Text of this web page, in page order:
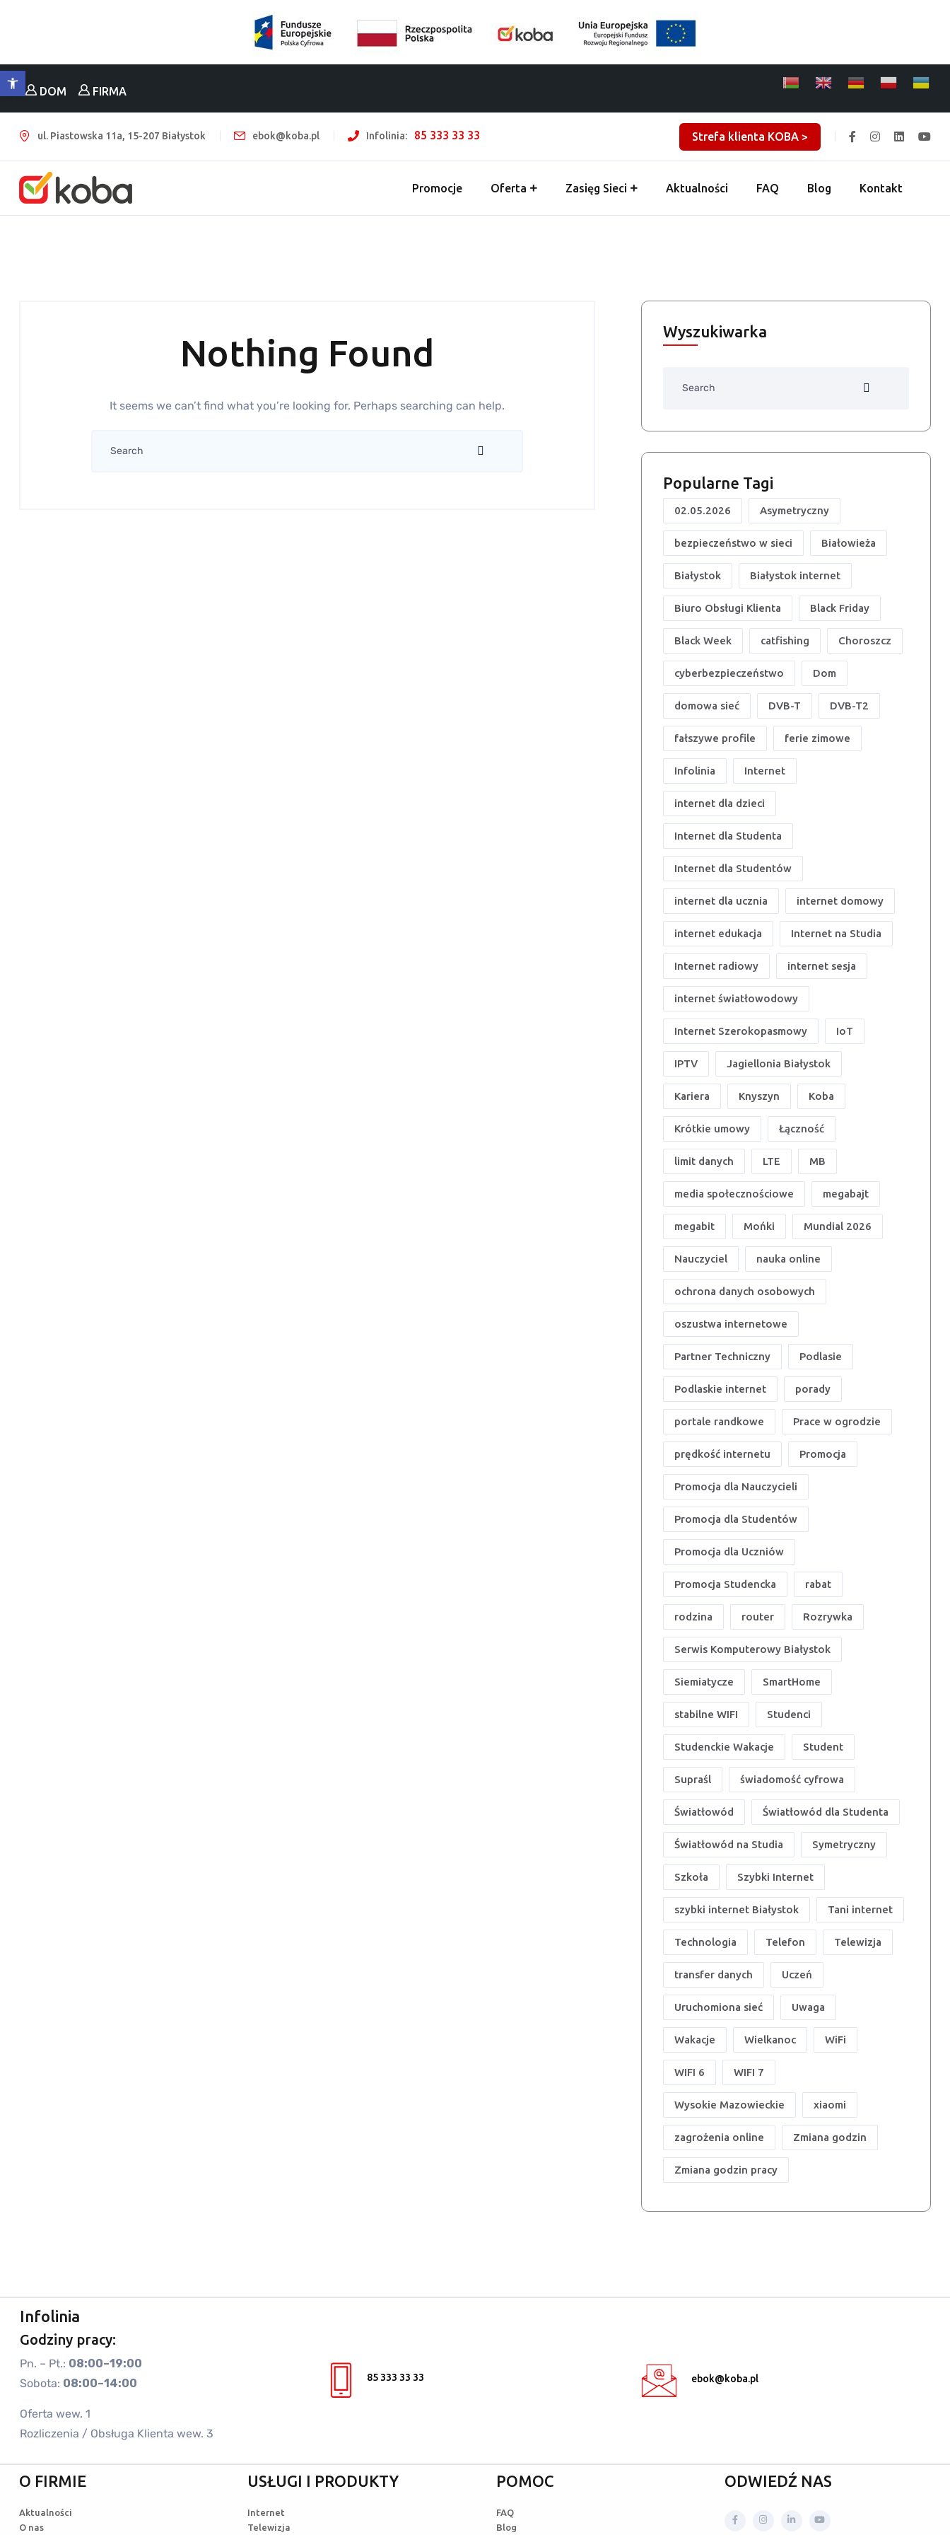
DOM FIRMA
ul. Piastowska 11a, 15-207 Białystok ebok@koba.pl Infolinia: 85 333 33 33 Strefa klienta KOBA >
Promocje Oferta Zasięg Sieci Aktualności FAQ Blog Kontakt
Nothing Found
It seems we can’t find what you’re looking for. Perhaps searching can help.
Wyszukiwarka
Popularne Tagi
02.05.2026 Asymetryczny
bezpieczeństwo w sieci Białowieża
Białystok Białystok internet
Biuro Obsługi Klienta Black Friday
Black Week catfishing Choroszcz
cyberbezpieczeństwo Dom
domowa sieć DVB-T DVB-T2
fałszywe profile ferie zimowe
Infolinia Internet
internet dla dzieci
Internet dla Studenta
Internet dla Studentów
internet dla ucznia internet domowy
internet edukacja Internet na Studia
Internet radiowy internet sesja
internet światłowodowy
Internet Szerokopasmowy IoT
IPTV Jagiellonia Białystok
Kariera Knyszyn Koba
Krótkie umowy Łączność
limit danych LTE MB
media społecznościowe megabajt
megabit Mońki Mundial 2026
Nauczyciel nauka online
ochrona danych osobowych
oszustwa internetowe
Partner Techniczny Podlasie
Podlaskie internet porady
portale randkowe Prace w ogrodzie
prędkość internetu Promocja
Promocja dla Nauczycieli
Promocja dla Studentów
Promocja dla Uczniów
Promocja Studencka rabat
rodzina router Rozrywka
Serwis Komputerowy Białystok
Siemiatycze SmartHome
stabilne WIFI Studenci
Studenckie Wakacje Student
Supraśl świadomość cyfrowa
Światłowód Światłowód dla Studenta
Światłowód na Studia Symetryczny
Szkoła Szybki Internet
szybki internet Białystok Tani internet
Technologia Telefon Telewizja
transfer danych Uczeń
Uruchomiona sieć Uwaga
Wakacje Wielkanoc WiFi
WIFI 6 WIFI 7
Wysokie Mazowieckie xiaomi
zagrożenia online Zmiana godzin
Zmiana godzin pracy
Infolinia
Godziny pracy:
Pn. – Pt.: 08:00–19:00
Sobota: 08:00–14:00
Oferta wew. 1
Rozliczenia / Obsługa Klienta wew. 3
85 333 33 33 ebok@koba.pl
O FIRMIE
Aktualności
O nas
USŁUGI I PRODUKTY
Internet
Telewizja
POMOC
FAQ
Blog
ODWIEDŹ NAS
Otwórz pasek narzędzi